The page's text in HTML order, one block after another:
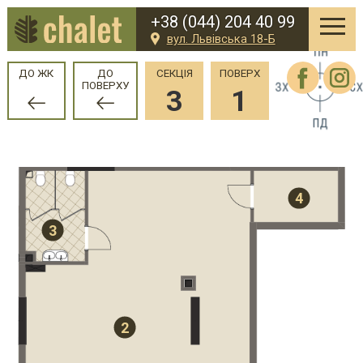
+38 (044) 204 40 99
вул. Львівська 18-Б
ДО ЖК
ДО
ПОВЕРХУ
СЕКЦІЯ
3
ПОВЕРХ
1
2
3
4